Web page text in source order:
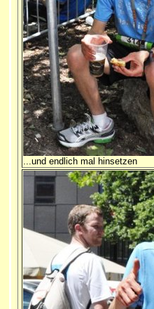
...und endlich mal hinsetzen